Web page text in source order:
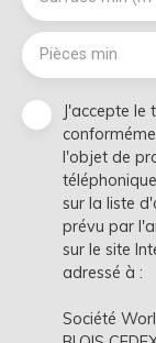
Pièces min
J'accepte
l'objet de
sur la liste
prévu par
sur le site
adressé à :
Société